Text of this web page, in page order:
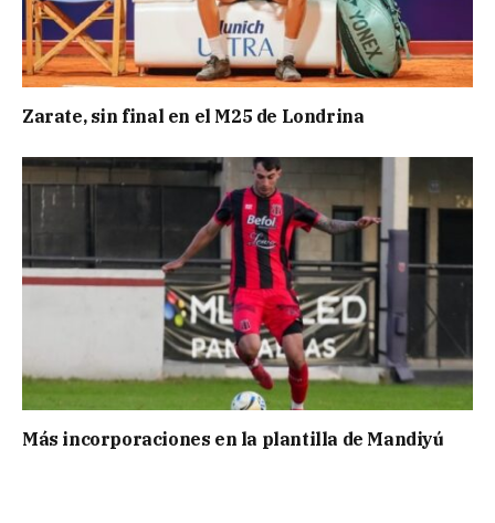
Zarate, sin final en el M25 de Londrina
Más incorporaciones en la plantilla de Mandiyú